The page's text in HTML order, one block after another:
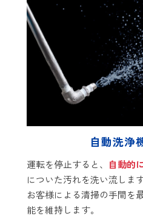
自動洗浄
運転を停止すると、 自動的
についた汚れを洗い流します
お客様による清掃の手間を
能を維持します。